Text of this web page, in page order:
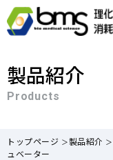
製品紹介
Products
トップページ 製品紹介
ュベーター